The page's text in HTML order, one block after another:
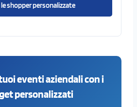
shopper personalizzate
eventi aziendali con i
personalizzati